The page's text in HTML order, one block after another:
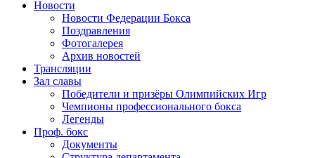
Новости
Новости Федерации Бокса
Поздравления
Фотогалерея
Архив новостей
Трансляции
Зал славы
Победители и призёры Олимпийских Игр
Чемпионы профессионального бокса
Легенды
Проф. бокс
Документы